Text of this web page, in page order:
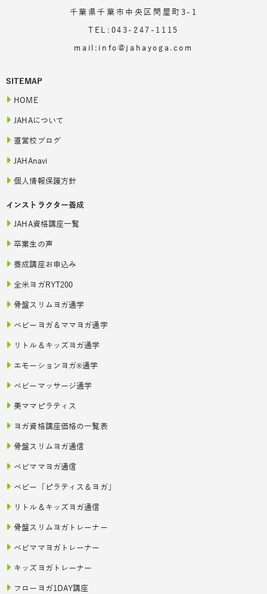
千葉県千葉市中央区問屋町3-1
TEL:043-247-1115
mail:info@jahayoga.com
SITEMAP
HOME
JAHAについて
直営校ブログ
JAHAnavi
個人情報保護方針
インストラクター養成
JAHA資格講座一覧
卒業生の声
養成講座お申込み
全米ヨガRYT200
骨盤スリムヨガ通学
ベビーヨガ＆ママヨガ通学
リトル＆キッズヨガ通学
エモーションヨガ®通学
ベビーマッサージ通学
美ママピラティス
ヨガ資格講座価格の一覧表
骨盤スリムヨガ通信
ベビママヨガ通信
ベビー「ピラティス＆ヨガ」
リトル＆キッズヨガ通信
骨盤スリムヨガトレーナー
ベビママヨガトレーナー
キッズヨガトレーナー
フローヨガ1DAY講座